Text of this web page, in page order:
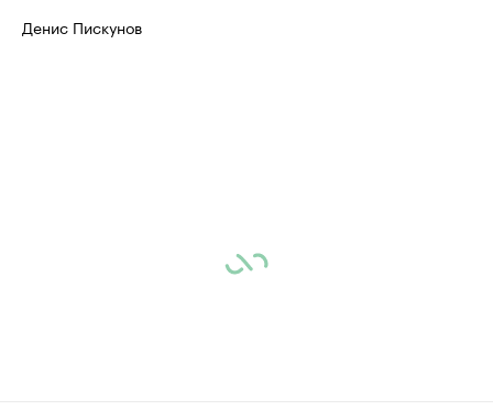
Денис Пискунов